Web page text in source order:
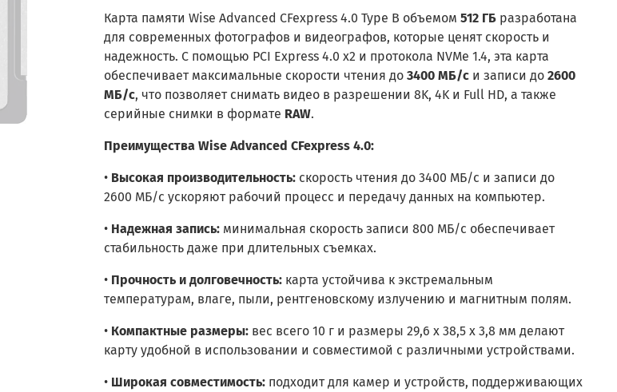
Карта памяти Wise Advanced CFexpress 4.0 Type B объемом 512 ГБ разработана
для современных фотографов и видеографов, которые ценят скорость и
надежность. С помощью PCI Express 4.0 x2 и протокола NVMe 1.4, эта карта
обеспечивает максимальные скорости чтения до 3400 МБ/с и записи до 2600
МБ/с, что позволяет снимать видео в разрешении 8K, 4K и Full HD, а также
серийные снимки в формате RAW.
Преимущества Wise Advanced CFexpress 4.0:
• Высокая производительность: скорость чтения до 3400 МБ/с и записи до
2600 МБ/с ускоряют рабочий процесс и передачу данных на компьютер.
• Надежная запись: минимальная скорость записи 800 МБ/с обеспечивает
стабильность даже при длительных съемках.
• Прочность и долговечность: карта устойчива к экстремальным
температурам, влаге, пыли, рентгеновскому излучению и магнитным полям.
• Компактные размеры: вес всего 10 г и размеры 29,6 x 38,5 x 3,8 мм делают
карту удобной в использовании и совместимой с различными устройствами.
• Широкая совместимость: подходит для камер и устройств, поддерживающих